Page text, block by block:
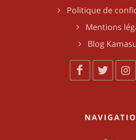
Politique de
Mentions
Blog